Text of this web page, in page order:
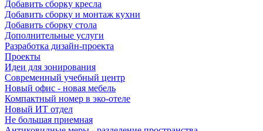
Добавить сборку кресла
Добавить сборку и монтаж кухни
Добавить сборку стола
Дополнительные услуги
Разработка дизайн-проекта
Проекты
Идеи для зонирования
Современный учебный центр
Новый офис - новая мебель
Компактный номер в эко-отеле
Новый ИТ отдел
Не большая приемная